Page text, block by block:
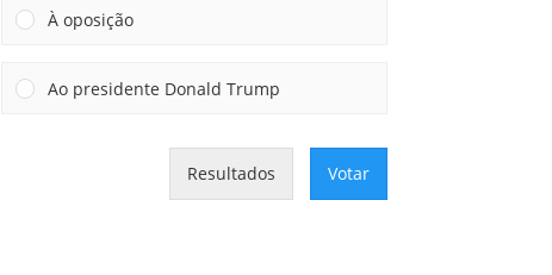
À oposição
Ao presidente Donald Trump
Resultados Votar